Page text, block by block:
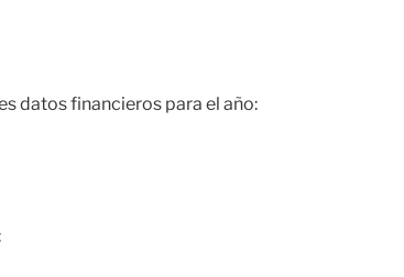
datos financieros para el año: